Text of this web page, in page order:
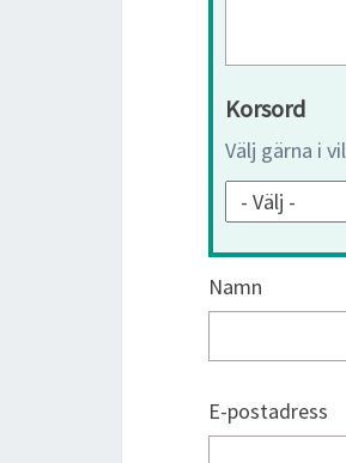
Korsord
Välj gärna i
Namn
E-postadress